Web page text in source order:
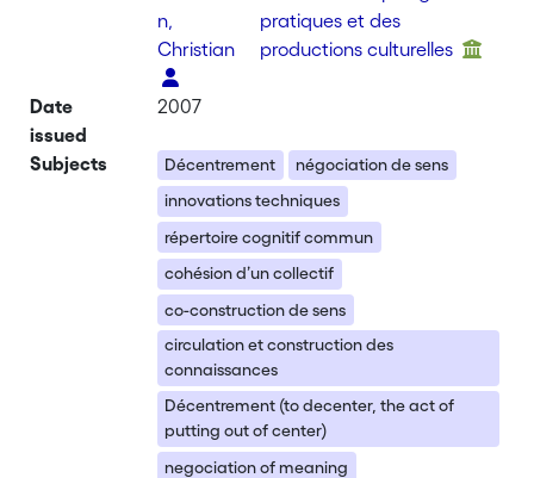
n,
Christian
pratiques et des
productions culturelles
Date
issued
2007
Subjects Décentrement
négociation de sens
innovations techniques
répertoire cognitif commun
cohésion d’un collectif
co-construction de sens
circulation et construction des
connaissances
Décentrement (to decenter, the act of
putting out of center)
negociation of meaning